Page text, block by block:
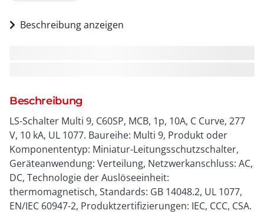
Beschreibung anzeigen
Beschreibung
LS-Schalter Multi 9, C60SP, MCB, 1p, 10A, C Curve, 277
V, 10 kA, UL 1077. Baureihe: Multi 9, Produkt oder
Komponententyp: Miniatur-Leitungsschutzschalter,
Geräteanwendung: Verteilung, Netzwerkanschluss: AC,
DC, Technologie der Auslöseeinheit:
thermomagnetisch, Standards: GB 14048.2, UL 1077,
EN/IEC 60947-2, Produktzertifizierungen: IEC, CCC, CSA.